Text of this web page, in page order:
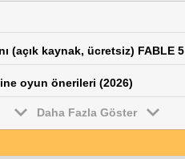
(açık kaynak, ücretsiz) FABLE 5
oyun önerileri (2026)
Daha Fazla Göster